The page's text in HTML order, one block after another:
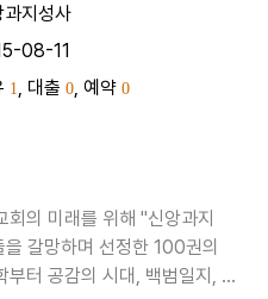
과지성사
08-11
1 , 대출 0 , 예약 0
회의 미래를 위해 ''신앙과지
갈망하며 선정한 100권의
터 공감의 시대, 백범일지, 선